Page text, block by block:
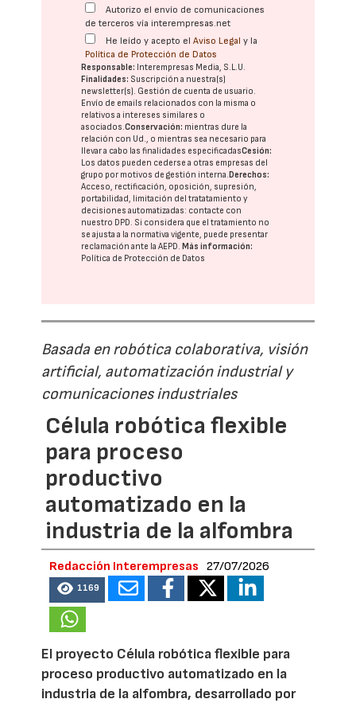
Autorizo el envío de comunicaciones
de terceros vía interempresas.net
He leído y acepto elAviso Legal y la
Política de Protección de Datos
Responsable: Interempresas Media, S.L.U.
Finalidades: Suscripción a nuestra(s)
newsletter(s). Gestión de cuenta de usuario.
Envío de emails relacionados con la misma o
relativos a intereses similares o
asociados.Conservación: mientras dure la
relación con Ud., o mientras sea necesario para
llevar a cabo las finalidades especificadasCesión:
Los datos pueden cederse a otras empresas del
grupo por motivos de gestión interna. Derechos:
Acceso, rectificación, oposición, supresión,
portabilidad, limitación del tratatamiento y
decisiones automatizadas: contacte con
nuestro DPD. Si considera que el tratamiento no
se ajusta a la normativa vigente, puede presentar
reclamación ante laAEPD. Más información:
Política de Protección de Datos
Basada en robótica colaborativa, visión
artificial, automatización industrial y
comunicaciones industriales
Célula robótica flexible
para proceso
productivo
automatizado en la
industria de la alfombra
Redacción Interempresas 27/07/2026
1169
El proyecto Célula robótica flexible para
proceso productivo automatizado en la
industria de la alfombra, desarrollado por